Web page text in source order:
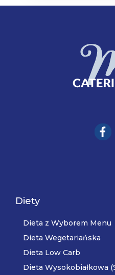
Diety
Dieta z Wyborem Menu
Dieta Wegetariańska
Dieta Low Carb
Dieta Wysokobiałkowa